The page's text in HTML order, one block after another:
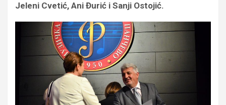
Jeleni Cvetić, Ani Đurić i Sanji Ostojić.